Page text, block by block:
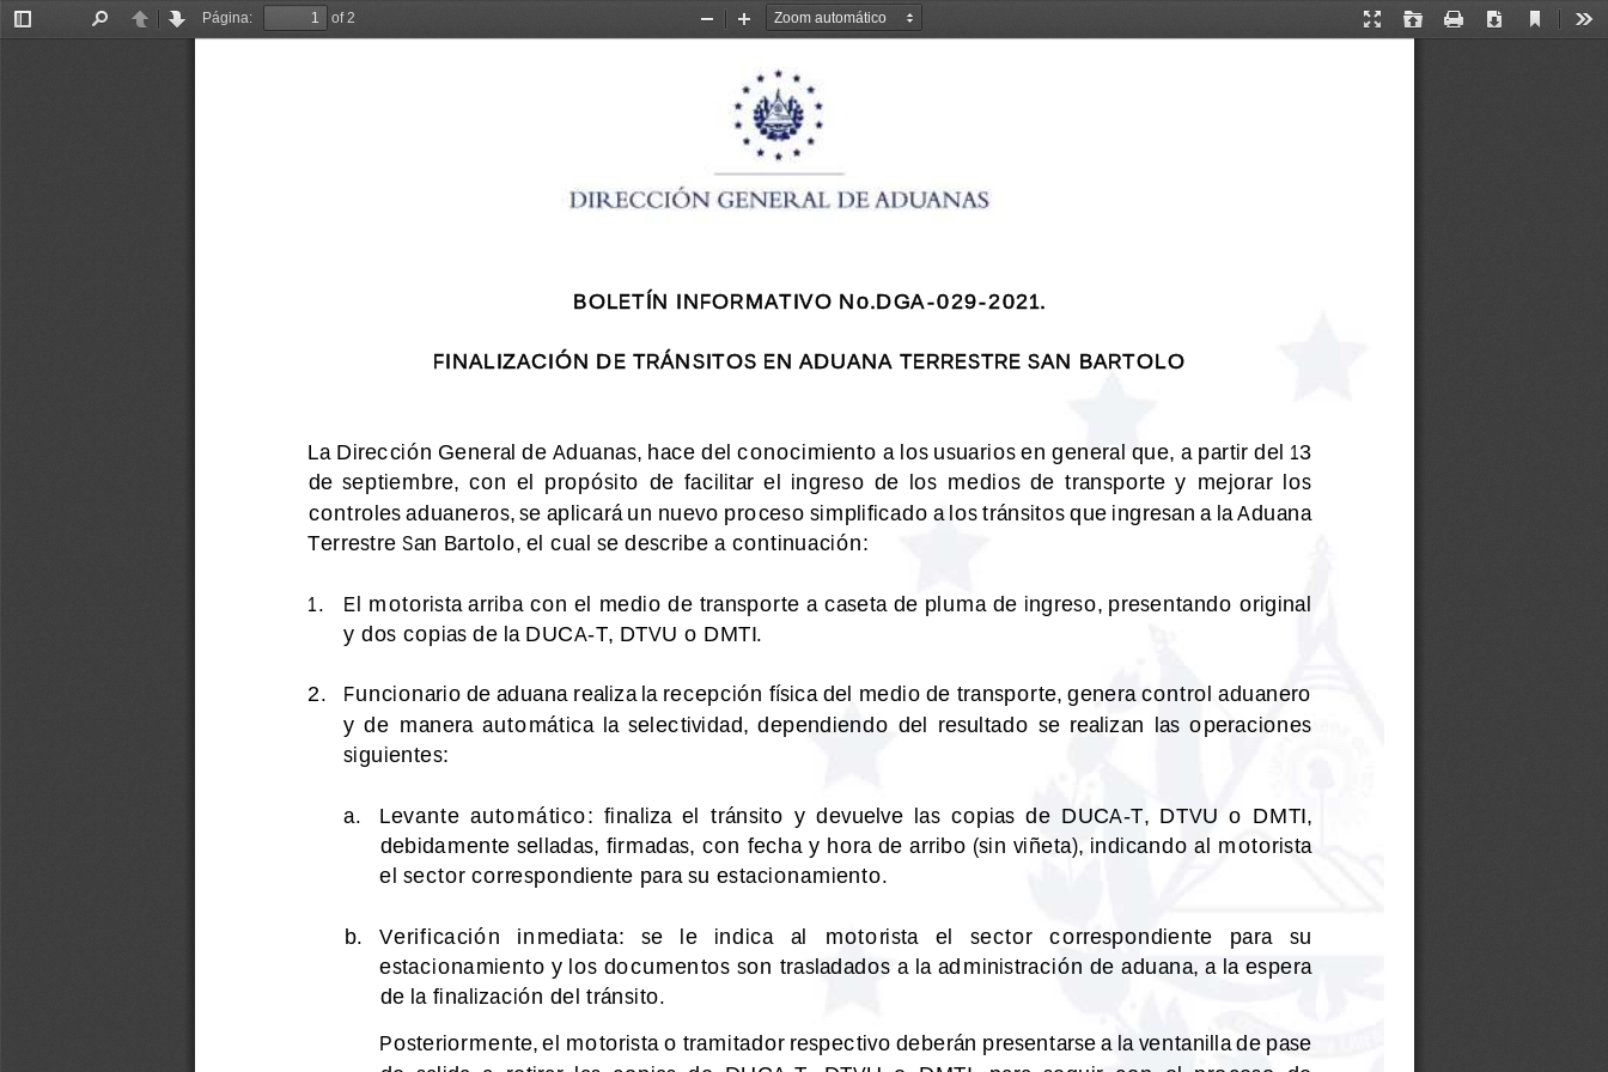
Alternar
BuscarAnteriorSiguiente
Página:
of 2
Modo Abrir ImprimirDescargar
Vista
Alejar Acercarse
BOLETÍN INFORMATIVO No.DGA-029-2021.
FINALIZACIÓN DE TRÁNSITOS EN ADUANA TERRESTRE SAN BARTOLO
La Dirección General de Aduanas, hace del conocimiento a los usuarios en general que, a partir del 13
de  septiembre,  con  el  propósito  de  facilitar  el  ingreso  de  los  medios  de  transporte  y  mejorar  los
controles aduaneros, se aplicará un nuevo proceso simplificado a los tránsitos que ingresan a la Aduana
Terrestre San Bartolo, el cual se describe a continuación:
1.
El motorista arriba con el medio de transporte a caseta de pluma de ingreso, presentando original
y dos copias de la DUCA-T, DTVU o DMTI.
2. Funcionario de aduana realiza la recepción física del medio de transporte, genera control aduanero
y  de  manera  automática  la  selectividad,  dependiendo  del  resultado  se  realizan  las  operaciones
siguientes:
a. Levante  automático: finaliza  el  tránsito  y  devuelve  las  copias  de  DUCA-T,  DTVU  o  DMTI,
debidamente selladas, firmadas, con fecha y hora de arribo (sin viñeta), indicando al motorista
el sector correspondiente para su estacionamiento.
b. Verificación   inmediata: se   le   indica   al
motorista   el   sector   correspondiente   para   su
estacionamiento y los documentos son trasladados a la administración de aduana, a la espera
de la finalización del tránsito.
Posteriormente, el motorista o tramitador respectivo deberán presentarse a la ventanilla de pase